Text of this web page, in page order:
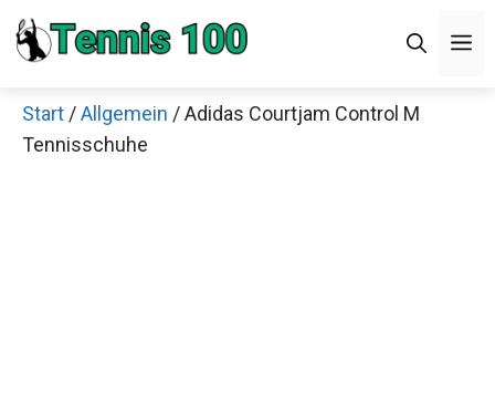
Zum
Inhalt
Start /Allgemein / Adidas Courtjam Control M
Tennisschuhe